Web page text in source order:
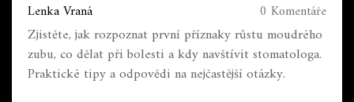
Lenka Vraná 0 Komentáře
Zjistěte, jak rozpoznat první příznaky růstu moudrého
zubu, co dělat při bolesti a kdy navštívit stomatologa.
Praktické tipy a odpovědi na nejčastější otázky.